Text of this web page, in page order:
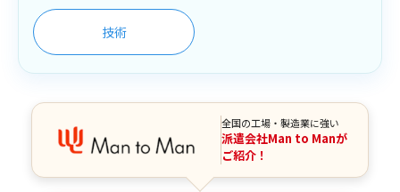
技術
全国の工場・製造業に強い
派遣会社Man to Manが
ご紹介！